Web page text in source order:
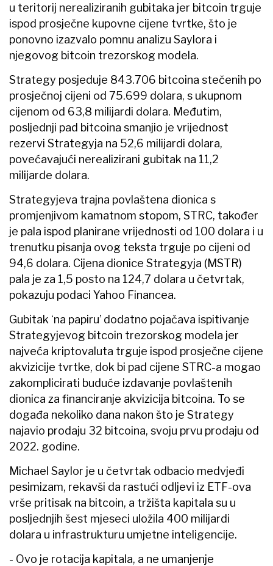
u teritorij nerealiziranih gubitaka jer bitcoin trguje
ispod prosječne kupovne cijene tvrtke, što je
ponovno izazvalo pomnu analizu Saylora i
njegovog bitcoin trezorskog modela.
Strategy posjeduje 843.706 bitcoina stečenih po
prosječnoj cijeni od 75.699 dolara, s ukupnom
cijenom od 63,8 milijardi dolara. Međutim,
posljednji pad bitcoina smanjio je vrijednost
rezervi Strategyja na 52,6 milijardi dolara,
povećavajući nerealizirani gubitak na 11,2
milijarde dolara.
Strategyjeva trajna povlaštena dionica s
promjenjivom kamatnom stopom, STRC, također
je pala ispod planirane vrijednosti od 100 dolara i u
trenutku pisanja ovog teksta trguje po cijeni od
94,6 dolara. Cijena dionice Strategyja (MSTR)
pala je za 1,5 posto na 124,7 dolara u četvrtak,
pokazuju podaci Yahoo Financea.
Gubitak ‘na papiru’ dodatno pojačava ispitivanje
Strategyjevog bitcoin trezorskog modela jer
najveća kriptovaluta trguje ispod prosječne cijene
akvizicije tvrtke, dok bi pad cijene STRC-a mogao
zakomplicirati buduće izdavanje povlaštenih
dionica za financiranje akvizicija bitcoina. To se
događa nekoliko dana nakon što je Strategy
najavio prodaju 32 bitcoina, svoju prvu prodaju od
2022. godine.
Michael Saylor je u četvrtak odbacio medvjeđi
pesimizam, rekavši da rastući odljevi iz ETF-ova
vrše pritisak na bitcoin, a tržišta kapitala su u
posljednjih šest mjeseci uložila 400 milijardi
dolara u infrastrukturu umjetne inteligencije.
- Ovo je rotacija kapitala, a ne umanjenje